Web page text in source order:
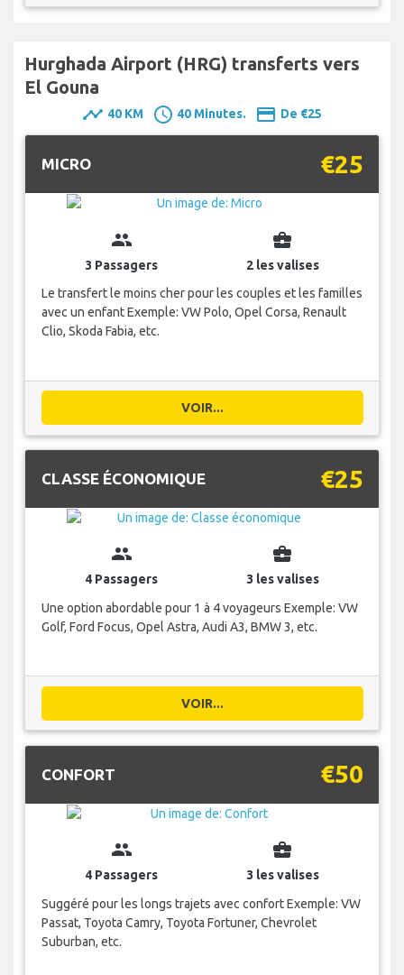
Hurghada Airport (HRG) transferts vers
El Gouna
timeline 40 KM schedule 40 Minutes. payment De €25
MICRO €25
group
3 Passagers
business_center
2 les valises
Le transfert le moins cher pour les couples et les familles
avec un enfant Exemple: VW Polo, Opel Corsa, Renault
Clio, Skoda Fabia, etc.
VOIR...
CLASSE ÉCONOMIQUE €25
group
4 Passagers
business_center
3 les valises
Une option abordable pour 1 à 4 voyageurs Exemple: VW
Golf, Ford Focus, Opel Astra, Audi A3, BMW 3, etc.
VOIR...
CONFORT €50
group
4 Passagers
business_center
3 les valises
Suggéré pour les longs trajets avec confort Exemple: VW
Passat, Toyota Camry, Toyota Fortuner, Chevrolet
Suburban, etc.